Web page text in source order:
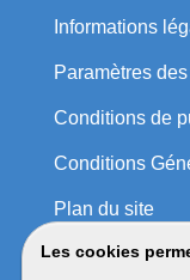
Les cookies
Informations
Paramètres
Conditions de
Conditions
Plan du site